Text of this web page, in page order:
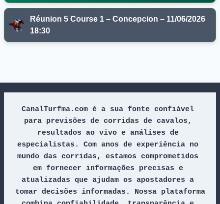
Réunion 5 Course 1 – Concepcion – 11/06/2026
18:30
CanalTurfma.com é a sua fonte confiável
para previsões de corridas de cavalos,
resultados ao vivo e análises de
especialistas. Com anos de experiência no
mundo das corridas, estamos comprometidos
em fornecer informações precisas e
atualizadas que ajudam os apostadores a
tomar decisões informadas. Nossa plataforma